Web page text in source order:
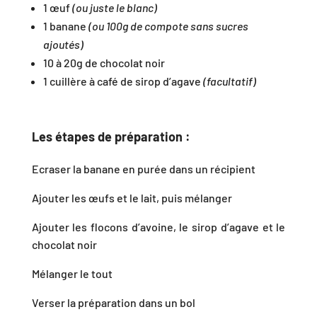
1 œuf(ou juste le blanc)
1 banane (ou 100g de compote sans sucres
ajoutés)
10 à 20g de chocolat noir
1 cuillère à café de sirop d’agave (facultatif)
Les étapes de préparation :
Ecraser la banane en purée dans un récipient
Ajouter les œufs et le lait, puis mélanger
Ajouter les flocons d’avoine, le sirop d’agave et le
chocolat noir
Mélanger le tout
Verser la préparation dans un bol